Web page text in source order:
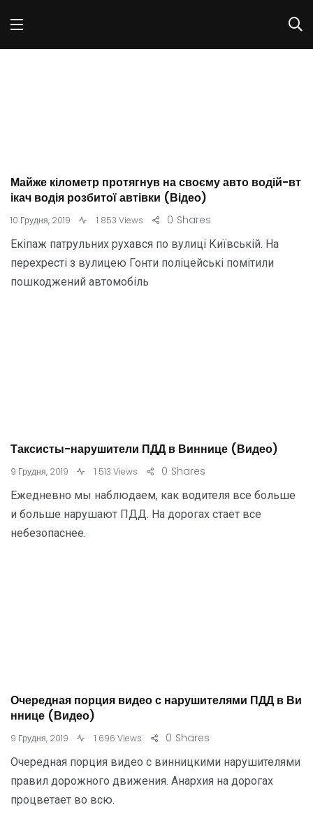
Майже кілометр протягнув на своєму авто водій-вт
ікач водія розбитої автівки (Відео)
10 Грудня, 2019 1 853 Views Shares
0
Екіпаж патрульних рухався по вулиці Київській. На
перехресті з вулицею Гонти поліцейські помітили
пошкоджений автомобіль
Таксисты-нарушители ПДД в Виннице (Видео)
9 Грудня, 2019 1 513 Views Shares
0
Ежедневно мы наблюдаем, как водителя все больше
и больше нарушают ПДД. На дорогах стает все
небезопаснее.
Очередная порция видео с нарушителями ПДД в Ви
ннице (Видео)
9 Грудня, 2019 1 696 Views Shares
0
Очередная порция видео с винницкими нарушителями
правил дорожного движения. Анархия на дорогах
процветает во всю.